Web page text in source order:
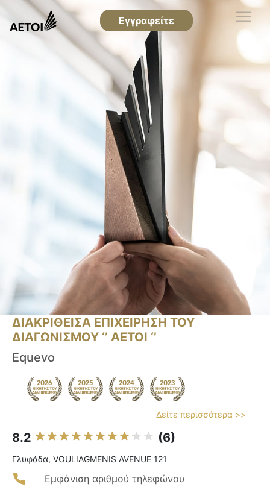
Εγγραφείτε
ΔΙΑΚΡΙΘΕΙΣΑ ΕΠΙΧΕΙΡΗΣΗ ΤΟΥ
ΔΙΑΓΩΝΙΣΜΟΥ ‘’ ΑΕΤΟΙ ‘’
Εquevo
Δείτε περισσότερα >>
8.2 (6)
Γλυφάδα, VOULIAGMENIS AVENUE 121
Εμφάνιση αριθμού τηλεφώνου